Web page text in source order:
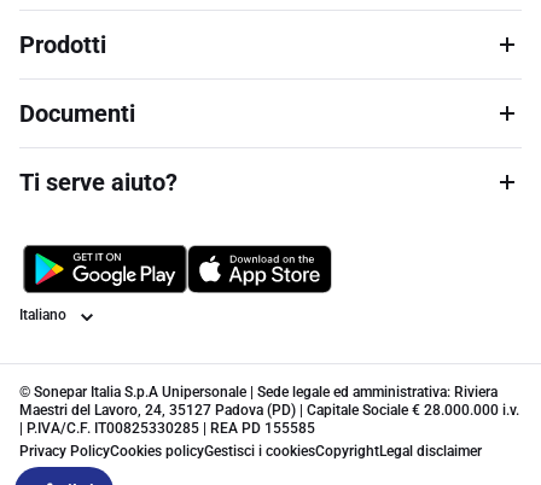
Prodotti
Documenti
Ti serve aiuto?
Lingua
© Sonepar Italia S.p.A Unipersonale | Sede legale ed amministrativa: Riviera
Maestri del Lavoro, 24, 35127 Padova (PD) | Capitale Sociale € 28.000.000 i.v.
| P.IVA/C.F. IT00825330285 | REA PD 155585
Privacy PolicyCookies policyGestisci i cookiesCopyrightLegal disclaimer